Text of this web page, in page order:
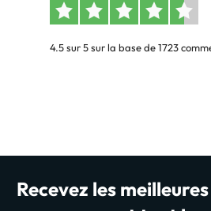
4.5 sur 5 sur la base de 1723
Recevez les